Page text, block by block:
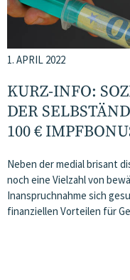
1. APRIL 2022
KURZ-INFO:
DER
100 €
Neben der medial brisant
noch eine Vielzahl von
Inanspruchnahme sich
finanziellen Vorteilen für